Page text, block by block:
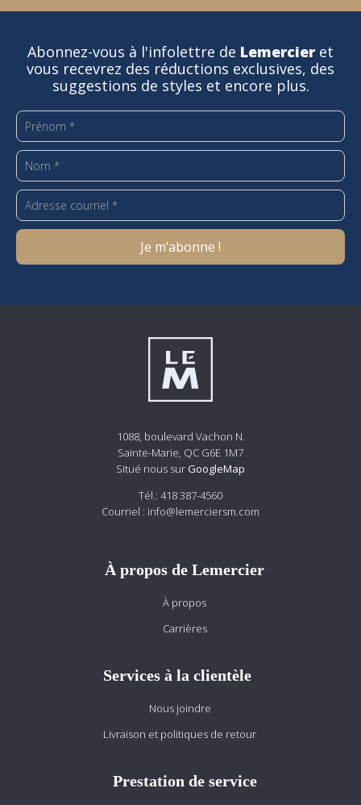
Abonnez-vous à l'infolettre de Lemercier et
vous recevrez des réductions exclusives, des
suggestions de styles et encore plus.
1088, boulevard Vachon N.
Sainte-Marie, QC G6E 1M7
Situé nous sur GoogleMap
Tél.: 418 387-4560
Courriel : info@lemerciersm.com
À propos de Lemercier
À propos
Carrières
Services à la clientèle
Nous joindre
Livraison et politiques de retour
Prestation de service